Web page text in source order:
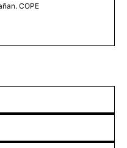
COPE